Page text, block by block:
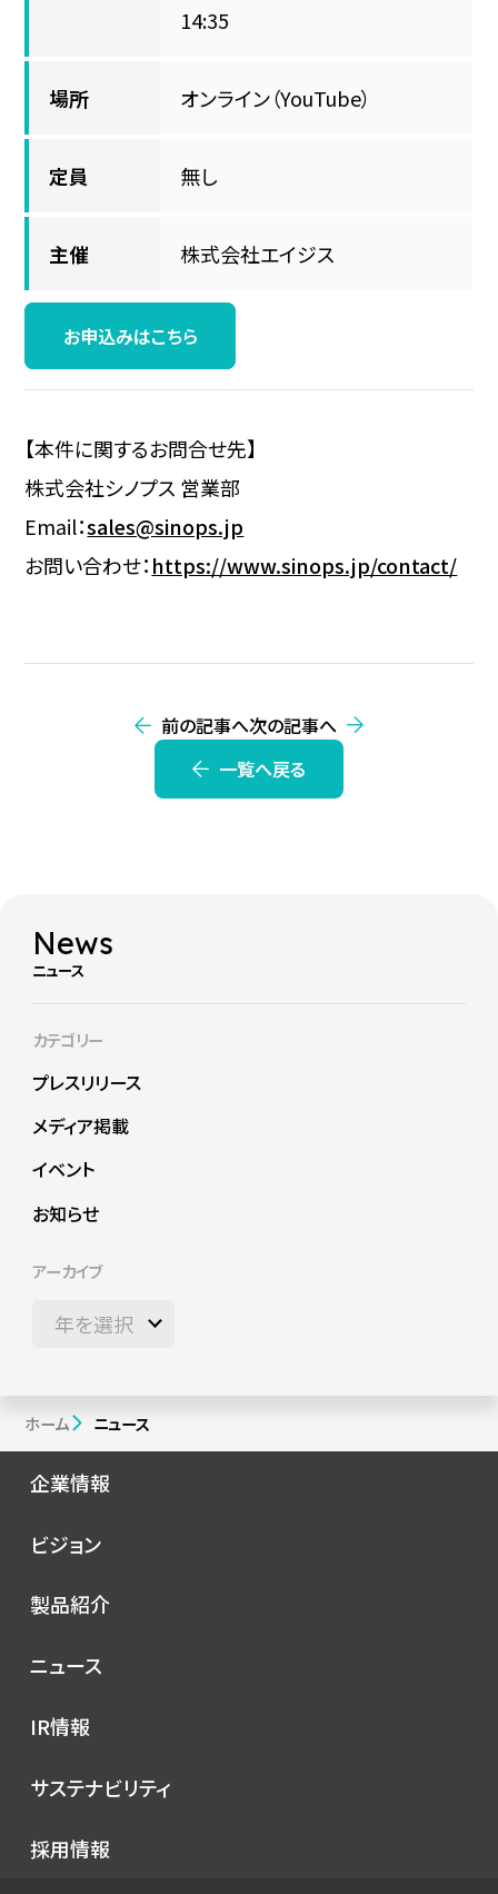
14:35
場所 オンライン（YouTube）
定員 無し
主催 株式会社エイジス
お申込みはこちら
【本件に関するお問合せ先】
株式会社シノプス 営業部
Email：sales@sinops.jp
お問い合わせ：https://www.sinops.jp/contact/
前の記事へ次の記事へ
一覧へ戻る
News
ニュース
カテゴリー
プレスリリース
メディア掲載
イベント
お知らせ
アーカイブ
ホーム ニュース
企業情報
会社概要
ビジョン
トップメッセージ
製品紹介
コンセプト
シノプスのこだわり
ニュース
プレスリリース
イベント
お知らせ
IR情報
IRニュース
財務ハイライト
サステナビリティ
環境
採用情報